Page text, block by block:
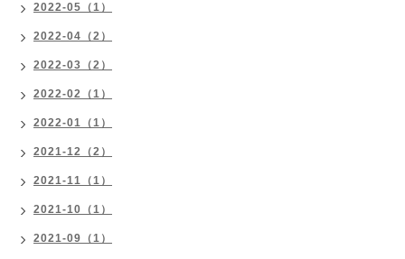
2022-05（1）
2022-04（2）
2022-03（2）
2022-02（1）
2022-01（1）
2021-12（2）
2021-11（1）
2021-10（1）
2021-09（1）